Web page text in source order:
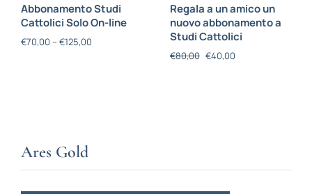
Abbonamento Studi
Cattolici Solo On-line
€70,00 – €125,00
Regala a un amico un
nuovo abbonamento a
Studi Cattolici
€80,00 €40,00
Ares Gold